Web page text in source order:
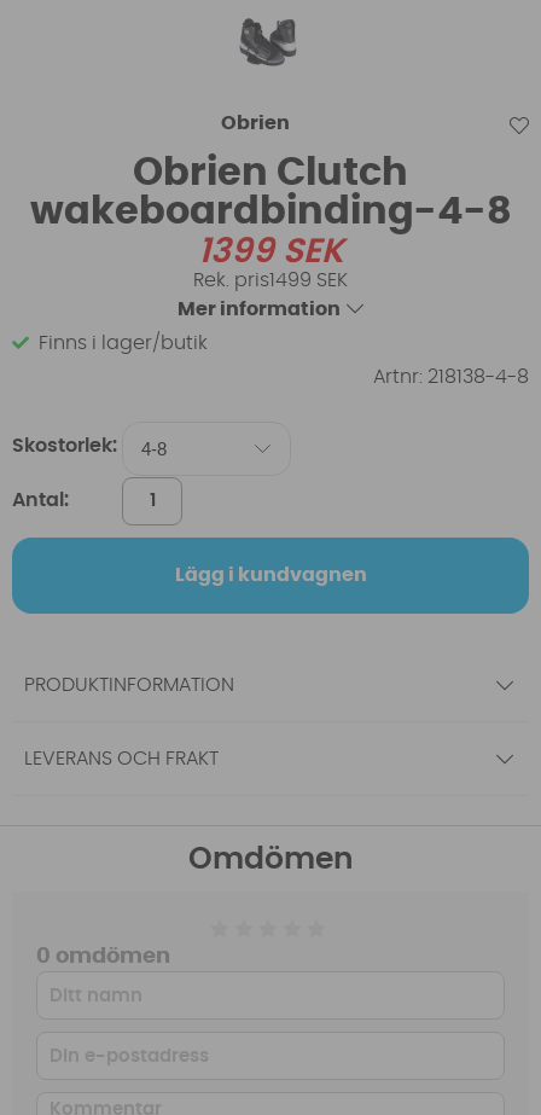
Obrien
Obrien Clutch
wakeboardbinding-4-8
1399SEK
1499 SEK
Mer information
Finns i lager/butik
Artnr: 218138-4-8
Skostorlek:
Antal:
Lägg i kundvagnen
PRODUKTINFORMATION
LEVERANS OCH FRAKT
Omdömen
0 omdömen